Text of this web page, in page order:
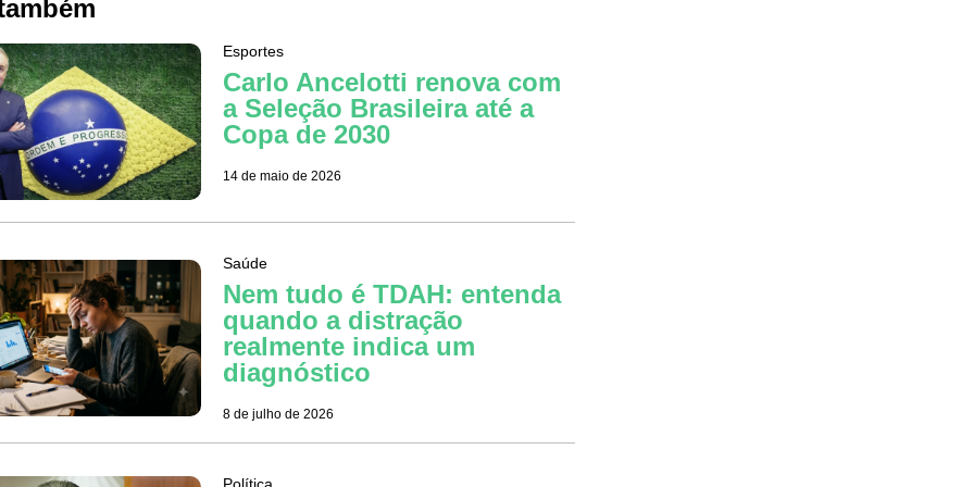
Esportes
Carlo Ancelotti renova com
a Seleção Brasileira até a
Copa de 2030
14 de maio de 2026
Saúde
Nem tudo é TDAH: entenda
quando a distração
realmente indica um
diagnóstico
8 de julho de 2026
Política